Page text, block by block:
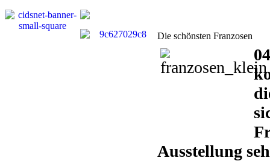
Die schönsten Franzosen
Ausstellung